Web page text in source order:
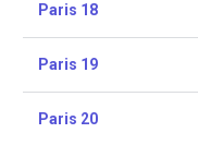
Paris 18
Paris 19
Paris 20